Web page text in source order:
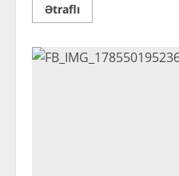
ƏtraflıRead
more
şairi
Nəriman